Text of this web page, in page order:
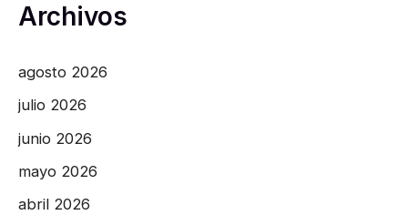
Archivos
agosto 2026
julio 2026
junio 2026
mayo 2026
abril 2026